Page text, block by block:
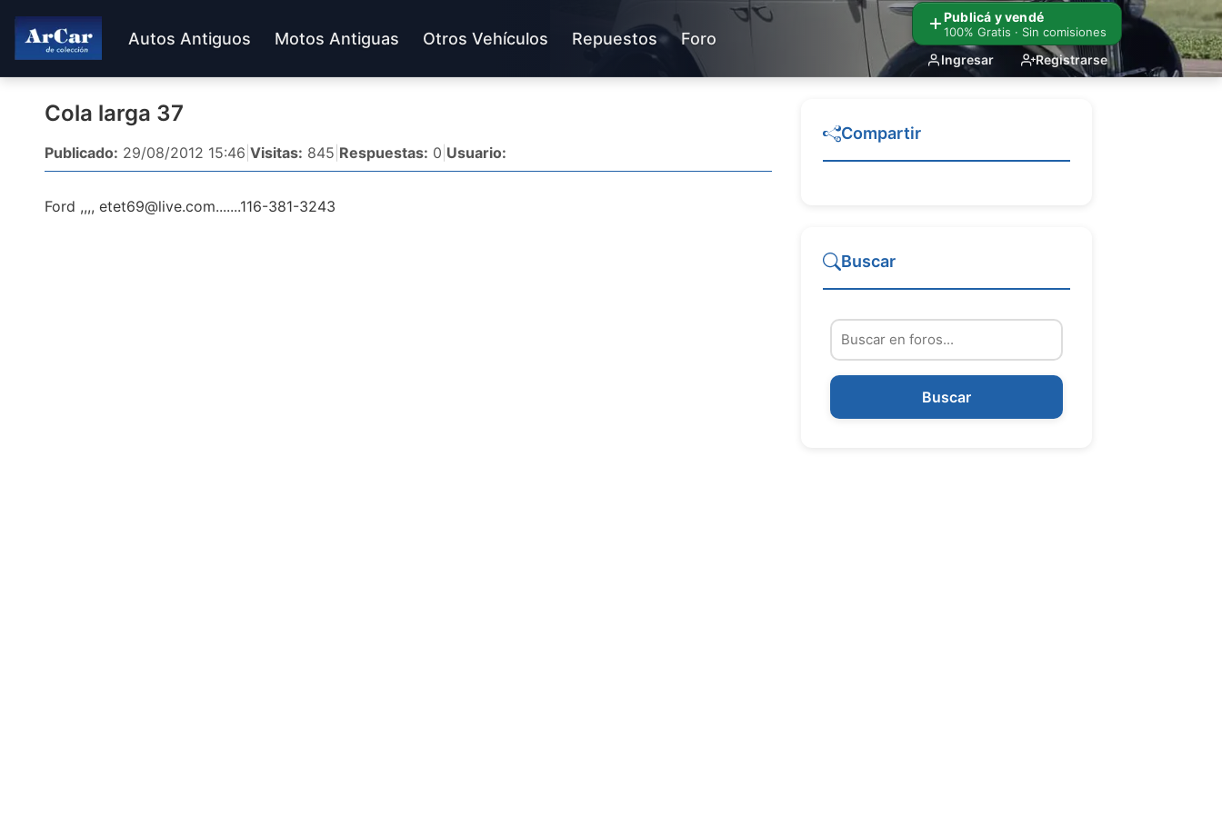
Publicá y vendé
100% Gratis · Sin comisiones
Ingresar Registrarse
Autos Antiguos Motos Antiguas Otros Vehículos Repuestos Foro
Cola larga 37
Publicado: 29/08/2012 15:46 Visitas: 845 Respuestas: 0 Usuario:
Ford ,,,, etet69@live.com.......116-381-3243
Compartir
Buscar
Buscar